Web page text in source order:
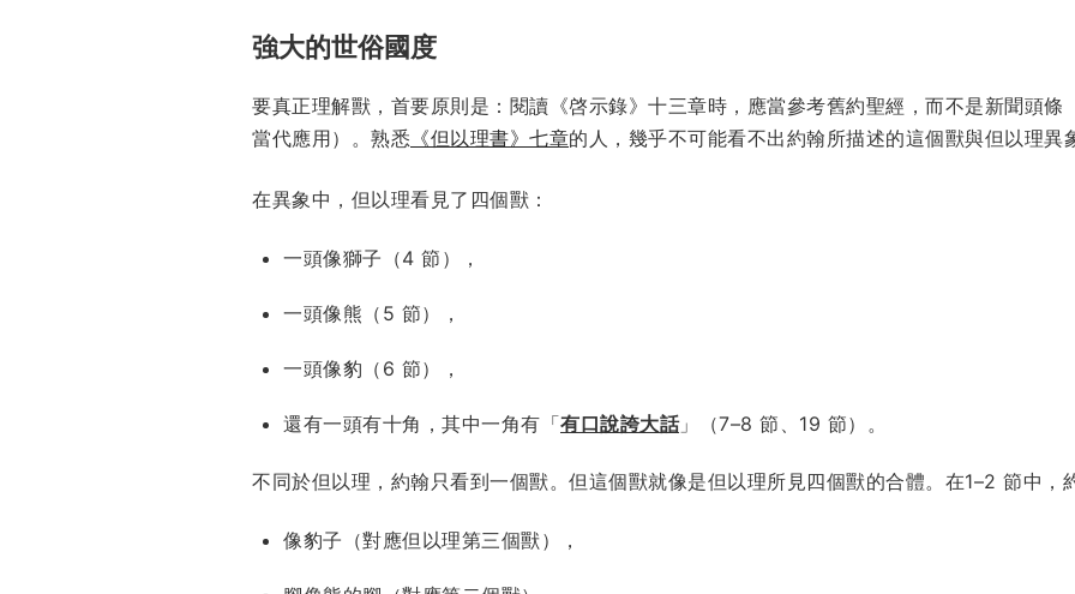
強大的世俗國度
要真正理解獸，首要原則是：閱讀《啓示錄》十三章時，應當參考舊約聖經，而不是新聞頭條
當代應用）。熟悉 《但以理書》七章的人，幾乎不可能看不出約翰所描述的這個獸與但以理異
在異象中，但以理看見了四個獸：
一頭像獅子（4 節），
一頭像熊（5 節），
一頭像豹（6 節），
還有一頭有十角，其中一角有「有口說誇大話」（7–8 節、19 節）。
不同於但以理，約翰只看到一個獸。但這個獸就像是但以理所見四個獸的合體。在1–2 節中，
像豹子（對應但以理第三個獸），